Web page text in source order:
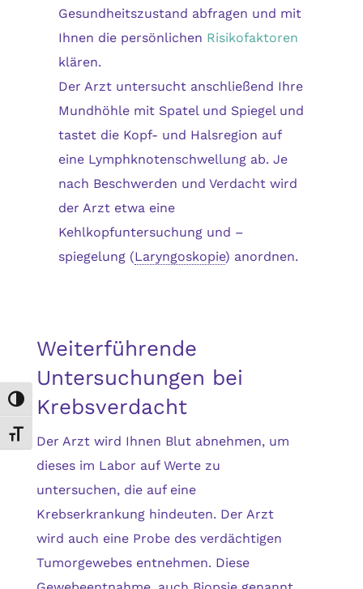
Umschalten auf hohe Kontraste
Schrift vergrößern
Gesundheitszustand abfragen und mit
Ihnen die persönlichen Risikofaktoren
klären.
Der Arzt untersucht anschließend Ihre
Mundhöhle mit Spatel und Spiegel und
tastet die Kopf- und Halsregion auf
eine Lymphknotenschwellung ab. Je
nach Beschwerden und Verdacht wird
der Arzt etwa eine
Kehlkopfuntersuchung und –
spiegelung (Laryngoskopie) anordnen.
Weiterführende
Untersuchungen bei
Krebsverdacht
Der Arzt wird Ihnen Blut abnehmen, um
dieses im Labor auf Werte zu
untersuchen, die auf eine
Krebserkrankung hindeuten. Der Arzt
wird auch eine Probe des verdächtigen
Tumorgewebes entnehmen. Diese